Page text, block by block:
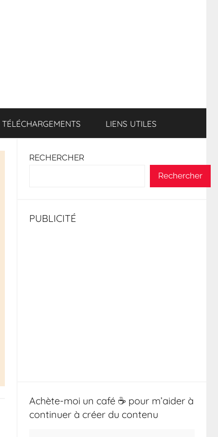
TÉLÉCHARGEMENTS LIENS UTILES
RECHERCHER
Rechercher
PUBLICITÉ
Achète-moi un café ☕️ pour m’aider à
continuer à créer du contenu